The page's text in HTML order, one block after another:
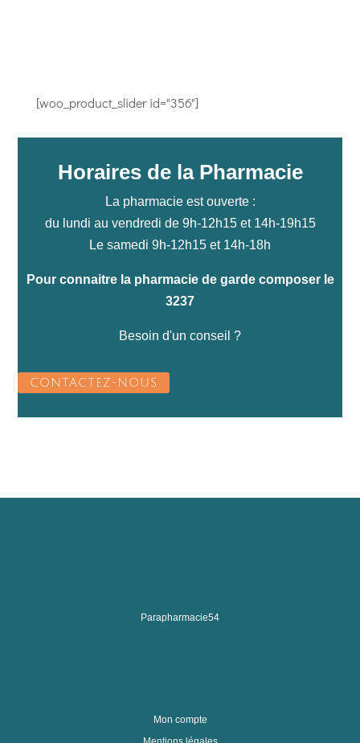
[woo_product_slider id="356"]
Horaires de la Pharmacie
La pharmacie est ouverte :
du lundi au vendredi de 9h-12h15 et 14h-19h15
Le samedi 9h-12h15 et 14h-18h
Pour connaitre la pharmacie de garde composer le
3237
Besoin d'un conseil ?
CONTACTEZ-NOUS
Parapharmacie54
Mon compte